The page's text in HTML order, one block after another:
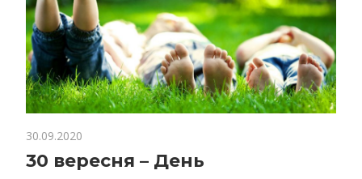
30.09.2020
30 вересня – День